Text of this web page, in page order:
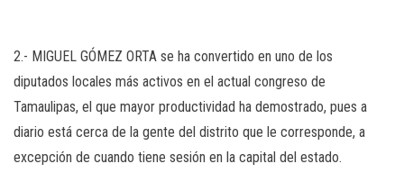
2.- MIGUEL GÓMEZ ORTA se ha convertido en uno de los
diputados locales más activos en el actual congreso de
Tamaulipas, el que mayor productividad ha demostrado, pues a
diario está cerca de la gente del distrito que le corresponde, a
excepción de cuando tiene sesión en la capital del estado.